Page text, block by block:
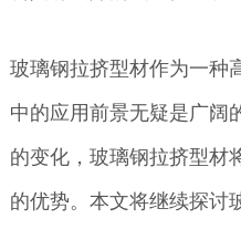
玻璃钢拉挤型材作为一种
中的应用前景无疑是广阔
的变化，玻璃钢拉挤型材
的优势。本文将继续探讨